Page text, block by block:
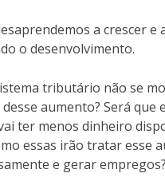
a crescer e
o desenvolvimento.
tributário não se
aumento? Será que
ter menos dinheiro
essas irão tratar esse
e gerar empregos?